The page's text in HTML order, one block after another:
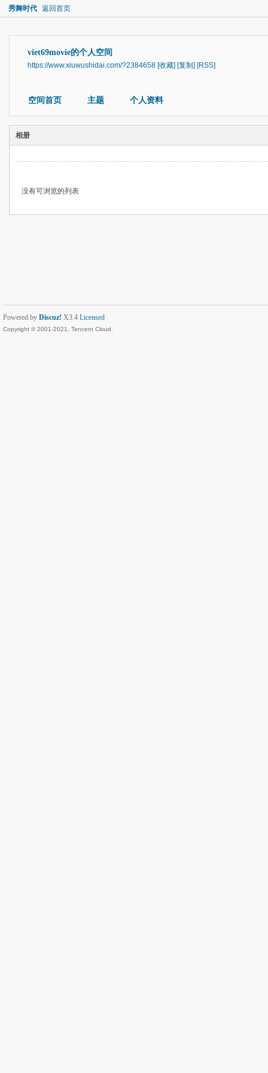
秀舞时代 返回首页
viet69movie的个人空间
https://www.xiuwushidai.com/?2384658 [收藏] [复制] [RSS]
空间首页 主题 个人资料
相册
没有可浏览的列表
Powered by Discuz! X3.4 Licensed
Copyright © 2001-2021, Tencent Cloud.